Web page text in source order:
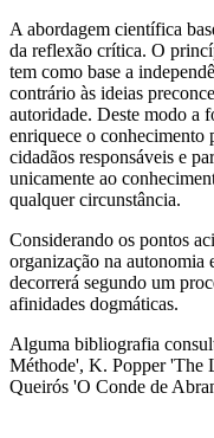
A abordagem científica
da reflexão crítica. O
tem como base a
contrário às ideias
autoridade. Deste modo a
enriquece o conhecimento
cidadãos responsáveis e
unicamente ao
qualquer circunstância.
Considerando os pontos
organização na autonomia
decorrerá segundo um
afinidades dogmáticas.
Alguma bibliografia
Méthode', K. Popper 'The
Queirós 'O Conde de